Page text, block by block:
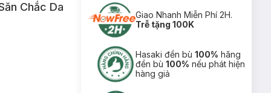
Chắc Da
Giao Nhanh Miễn Phí 2H.
Trễ tặng 100K
Hasaki đền bù100% hãng
đền bù100% nếu phát hiện
hàng giả